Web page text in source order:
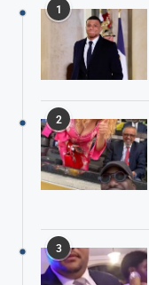
1
2
3